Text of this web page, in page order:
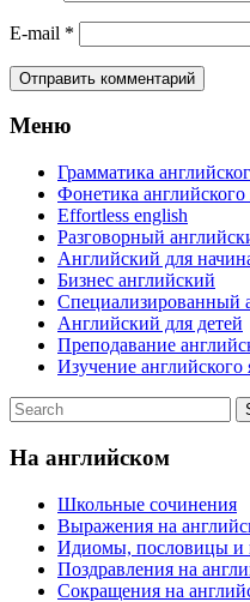
E-mail *
Меню
Грамматика
Фонетика английского
Effortless english
Разговорный
Английский для
Бизнес английский
Специализированный
Английский для детей
Преподавание
Изучение английского
На английском
Школьные сочинения
Выражения на
Идиомы, пословицы и
Поздравления на
Сокращения на